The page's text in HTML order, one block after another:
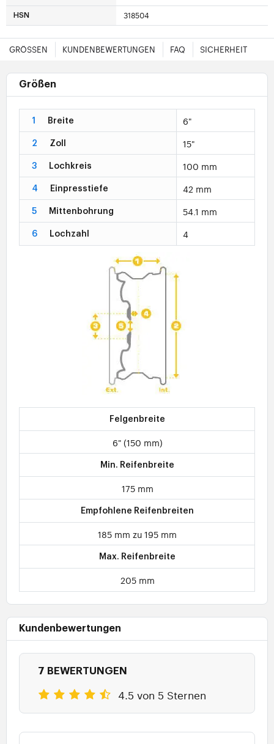
HSN 318504
GRÖSSEN KUNDENBEWERTUNGEN FAQ SICHERHEIT
Größen
1 Breite 6"
2 Zoll 15"
3 Lochkreis 100 mm
4 Einpresstiefe 42 mm
5 Mittenbohrung 54.1 mm
6 Lochzahl 4
Felgenbreite
6" (150 mm)
Min. Reifenbreite
175 mm
Empfohlene Reifenbreiten
185 mm zu 195 mm
Max. Reifenbreite
205 mm
Kundenbewertungen
7 BEWERTUNGEN
4.5 von 5 Sternen